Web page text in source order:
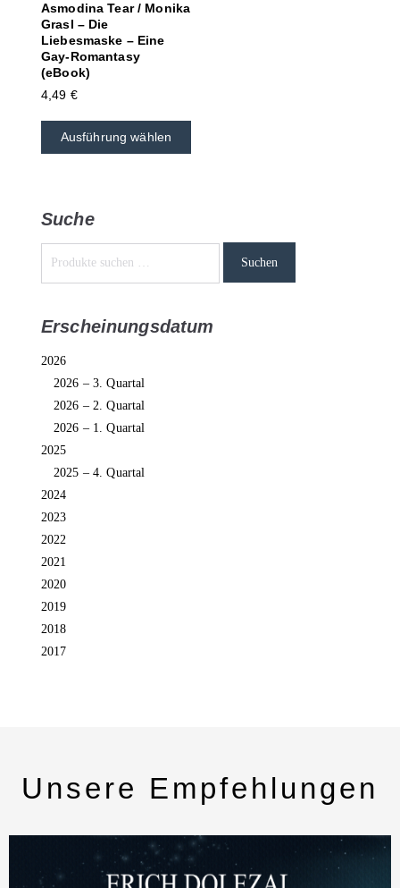
Asmodina Tear / Monika
Grasl – Die
Liebesmaske – Eine
Gay-Romantasy
(eBook)
4,49 €
Ausführung wählen
Suche
Suchen
Erscheinungsdatum
2026
2026 – 3. Quartal
2026 – 2. Quartal
2026 – 1. Quartal
2025
2025 – 4. Quartal
2024
2023
2022
2021
2020
2019
2018
2017
Unsere Empfehlungen